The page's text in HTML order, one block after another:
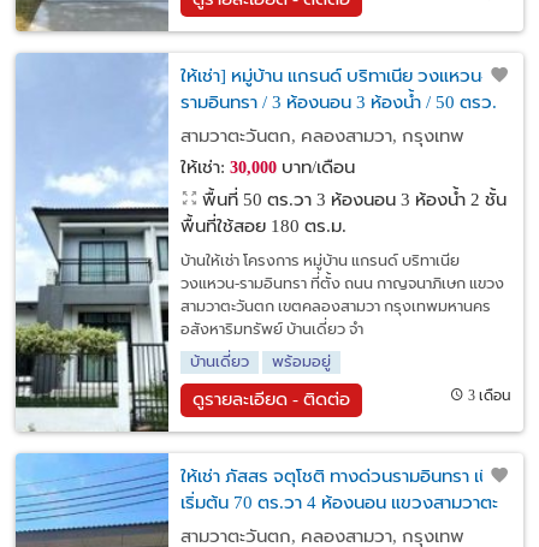
ให้เช่า] หมู่บ้าน แกรนด์ บริทาเนีย วงแหวน-
รามอินทรา / 3 ห้องนอน 3 ห้องน้ำ / 50 ตรว.
180 ตรม. **30,000**
สามวาตะวันตก, คลองสามวา, กรุงเทพ
ให้เช่า: 30,000บาท/เดือน
พื้นที่ 50 ตร.วา 3 ห้องนอน 3 ห้องน้ำ 2 ชั้น
พื้นที่ใช้สอย 180 ตร.ม.
บ้านให้เช่า โครงการ หมู่บ้าน แกรนด์ บริทาเนีย
วงแหวน-รามอินทรา ที่ตั้ง ถนน กาญจนาภิเษก แขวง
สามวาตะวันตก เขตคลองสามวา กรุงเทพมหานคร
อสังหาริมทรัพย์ บ้านเดี่ยว จำ
บ้านเดี่ยว
พร้อมอยู่
ดูรายละเอียด - ติดต่อ 3 เดือน
ให้เช่า ภัสสร จตุโชติ ทางด่วนรามอินทรา เนื้อที่
เริ่มต้น 70 ตร.วา 4 ห้องนอน แขวงสามวาตะ
วันตก เขตคลองสามวา กรุงเทพมหานคร
สามวาตะวันตก, คลองสามวา, กรุงเทพ